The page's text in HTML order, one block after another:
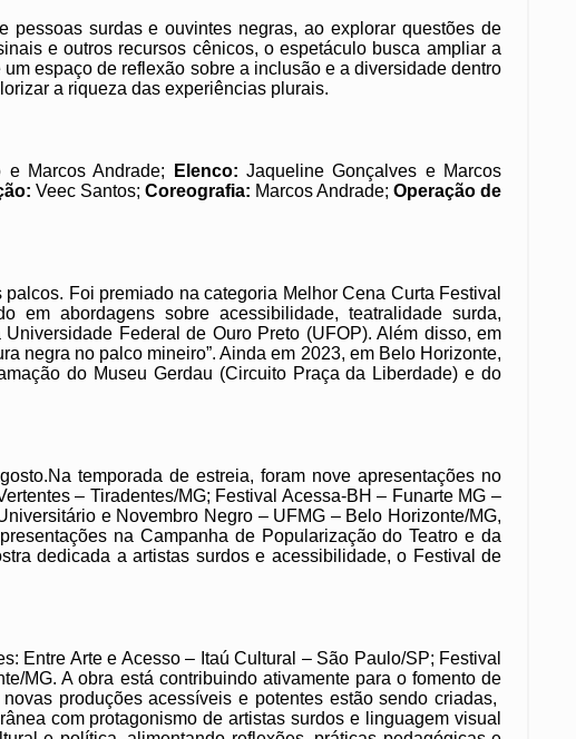
pessoas surdas e ouvintes negras, ao explorar questões de
e outros recursos cênicos, o espetáculo busca ampliar a
espaço de reflexão sobre a inclusão e a diversidade dentro
a riqueza das experiências plurais.
e Marcos Andrade; Elenco: Jaqueline Gonçalves e Marcos
Veec Santos; Coreografia: Marcos Andrade;Operação de
Foi premiado na categoria Melhor Cena Curta Festival
abordagens sobre acessibilidade, teatralidade surda,
Federal de Ouro Preto (UFOP). Além disso, em
negra no palco mineiro”. Ainda em 2023, em Belo Horizonte,
do Museu Gerdau (Circuito Praça da Liberdade) e do
temporada de estreia, foram nove apresentações no
– Tiradentes/MG; Festival Acessa-BH – Funarte MG –
e Novembro Negro – UFMG – Belo Horizonte/MG,
na Campanha de Popularização do Teatro e da
dedicada a artistas surdos e acessibilidade, o Festival de
Entre Arte e Acesso – Itaú Cultural – São Paulo/SP; Festival
MG. A obra está contribuindo ativamente para o fomento de
produções acessíveis e potentes estão sendo criadas,
com protagonismo de artistas surdos e linguagem visual